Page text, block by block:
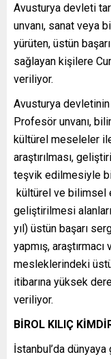
Avusturya devleti
unvanı, sanat veya
yürüten, üstün
sağlayan kişilere
veriliyor.
Avusturya
Profesör unvanı,
kültürel meseleler
araştırılması,
teşvik edilmesiyle
kültürel ve bilimsel
geliştirilmesi
yıl) üstün başarı
yapmış,
mesleklerindeki
itibarına yüksek
veriliyor.
BİROL KILIÇ
İstanbul’da